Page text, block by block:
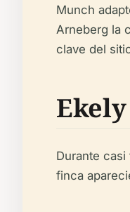
Munch
Arneberg la
clave del
Durante
finca